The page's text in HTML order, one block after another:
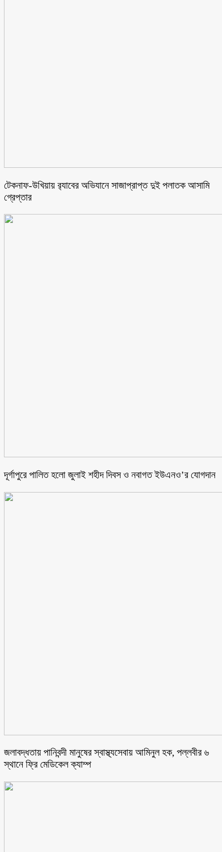
টেকনাফ-উখিয়ায় র‌্যাবের অভিযানে সাজাপ্রাপ্ত দুই পলাতক আসামি
গ্রেপ্তার
‎দূর্গাপুরে পালিত হলো জুলাই শহীদ দিবস ও নবাগত ইউএনও’র যোগদান ‎
জলাবদ্ধতায় পানিবন্দী মানুষের স্বাস্থ্যসেবায় আমিনুল হক, পল্লবীর ৬
স্থানে ফ্রি মেডিকেল ক্যাম্প